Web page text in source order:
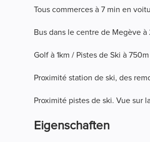
Tous commerces à 7 min en
Bus dans le centre de Megève à
Golf à 1km / Pistes de Ski à
Proximité station de ski, des
Proximité pistes de ski. Vue sur
Eigenschaften